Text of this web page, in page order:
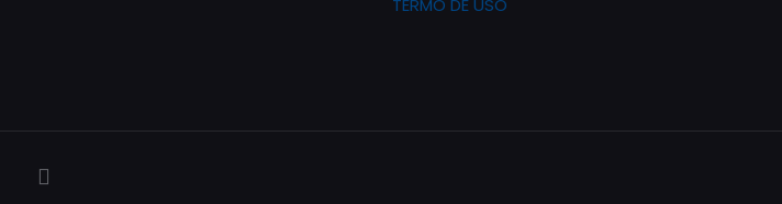
TERMO DE USO